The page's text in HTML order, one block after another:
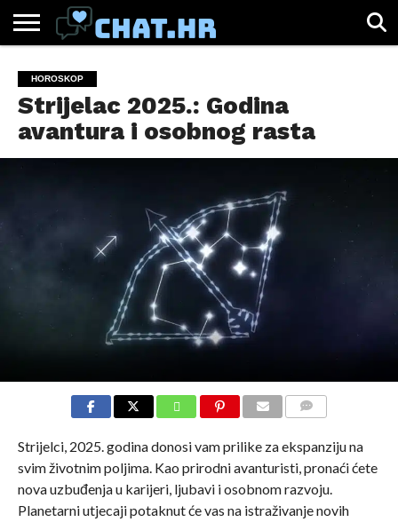
CHAT.HR
ZABAVA
ŽIVOT
VIRALNO
HOROSKOP
Strijelac 2025.: Godina
avantura i osobnog rasta
Strijelci, 2025. godina donosi vam prilike za ekspanziju na
svim životnim poljima. Kao prirodni avanturisti, pronaći ćete
nova uzbuđenja u karijeri, ljubavi i osobnom razvoju.
Planetarni utjecaji potaknut će vas na istraživanje novih